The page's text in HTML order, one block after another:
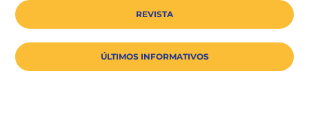
REVISTA
ÚLTIMOS INFORMATIVOS